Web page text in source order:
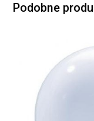
Podobne